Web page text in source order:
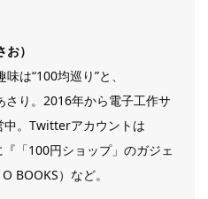
）
は“100均巡り”と、
り。2016年から電子工作サ
。Twitterアカウントは
「100円ショップ」のガジェ
BOOKS）など。